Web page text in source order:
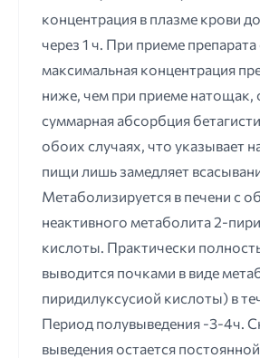
концентрация в плазме крови
через 1 ч. При приеме
максимальная концентрация
ниже, чем при приеме натощак,
суммарная абсорбция
обоих случаях, что указывает
пищи лишь замедляет
Метаболизируется в печени с
неактивного метаболита 2-
кислоты. Практически
выводится почками в виде
пиридилуксусиой кислоты) в
Период полувыведения -3-4ч.
выведения остается